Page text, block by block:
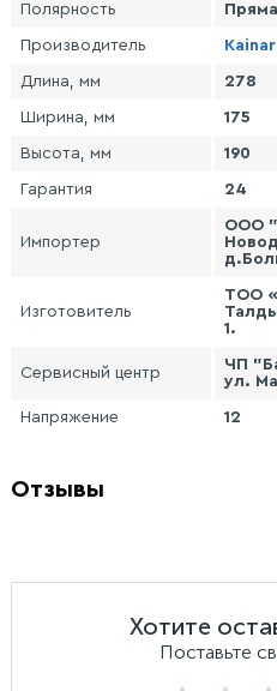
Полярность
Производитель Kainar
Длина, мм 278
Ширина, мм 175
Высота, мм 190
Гарантия 24
Импортер
ООО
Изготовитель
ТОО
1.
Сервисный центр
ЧП
ул.
Напряжение 12
Отзывы
Хотите
Поставьте